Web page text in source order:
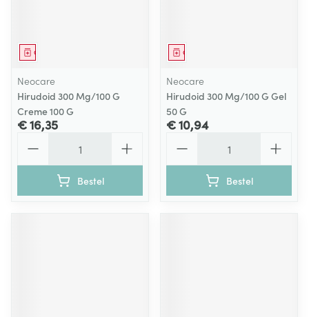
Geneesmiddel
Neocare
Hirudoid 300 Mg/100 G
Creme 100 G
€ 16,35
Bestel
Geneesmiddel
Neocare
Hirudoid 300 Mg/100 G Gel
50 G
€ 10,94
Bestel